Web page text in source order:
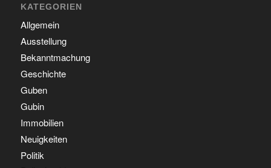
KATEGORIEN
Allgemein
Ausstellung
Bekanntmachung
Geschichte
Guben
Gubin
Immobilien
Neuigkeiten
Politik